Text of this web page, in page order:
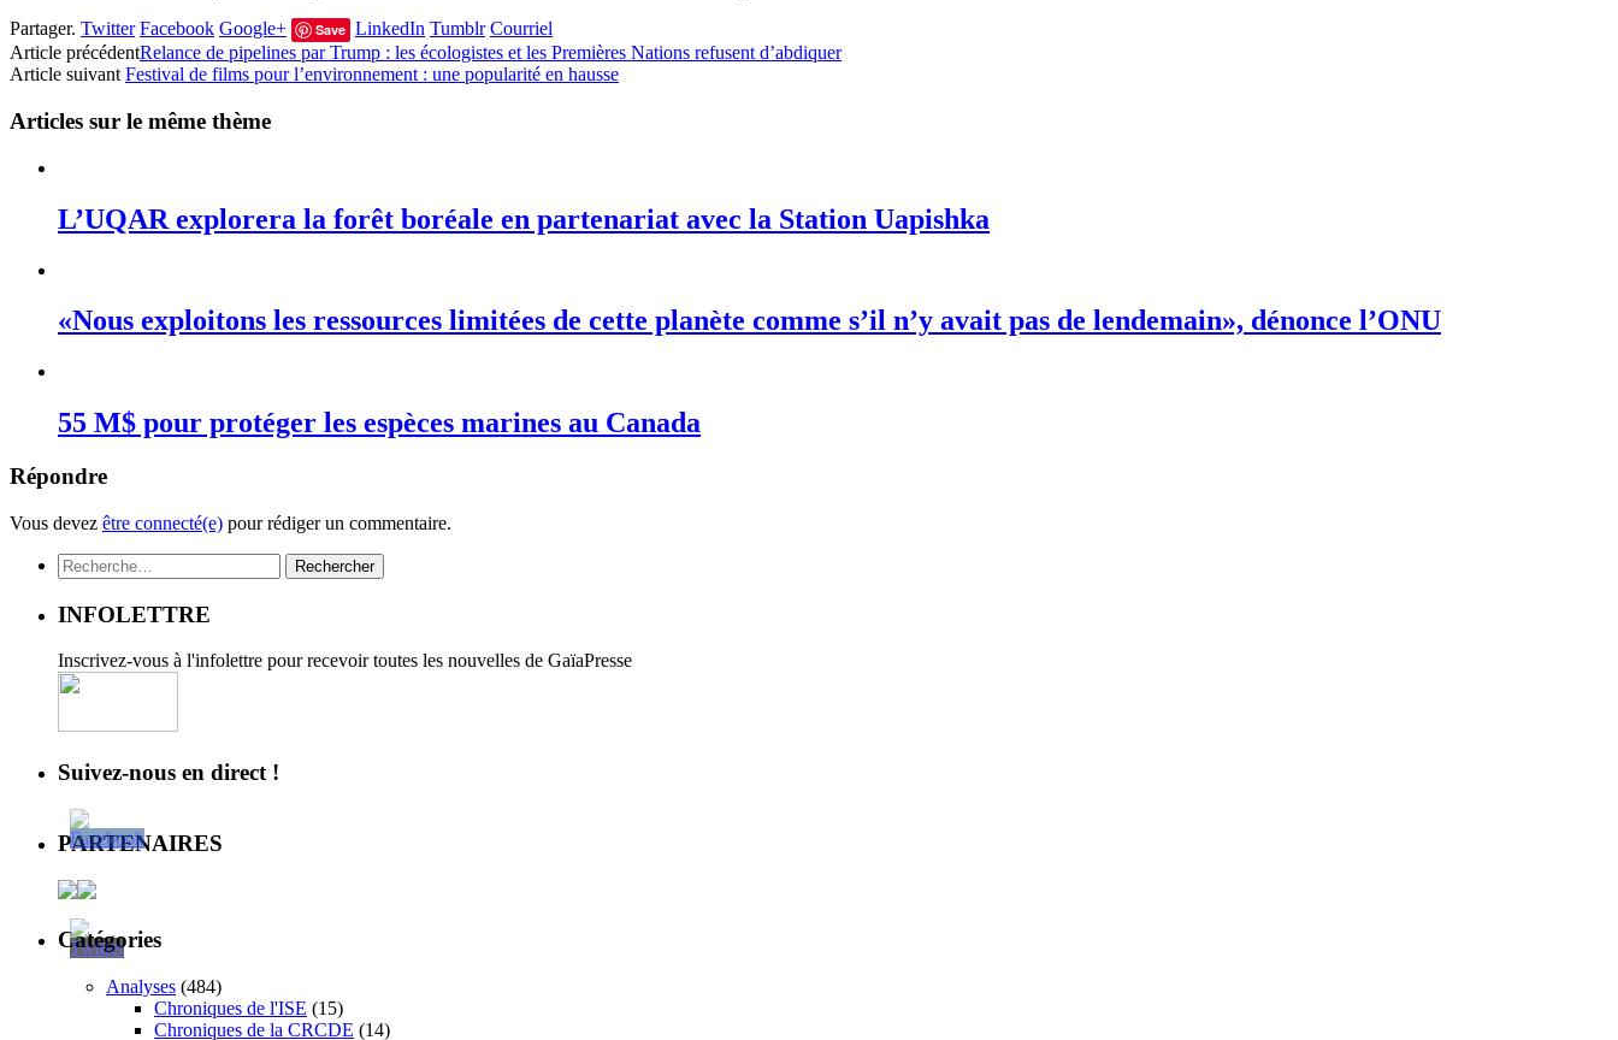
Partager. Twitter Facebook Google+ Save LinkedIn Tumblr Courriel
Article précédentRelance de pipelines par Trump : les écologistes et les Premières Nations refusent d’abdiquer
Article suivant Festival de films pour l’environnement : une popularité en hausse
Articles sur le même thème
L’UQAR explorera la forêt boréale en partenariat avec la Station Uapishka
«Nous exploitons les ressources limitées de cette planète comme s’il n’y avait pas de lendemain», dénonce l’ONU
55 M$ pour protéger les espèces marines au Canada
Répondre
Vous devez être connecté(e) pour rédiger un commentaire.
Rechercher :
INFOLETTRE
Inscrivez-vous à l'infolettre pour recevoir toutes les nouvelles de GaïaPresse
Suivez-nous en direct !
PARTENAIRES
Catégories
Analyses (484)
Chroniques de l'ISE (15)
Chroniques de la CRCDE (14)